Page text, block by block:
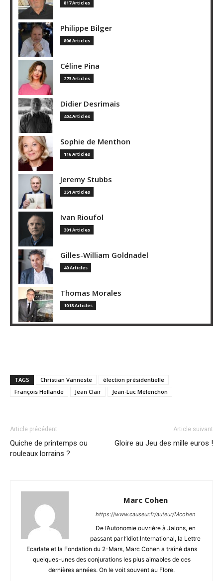
817 Articles
Philippe Bilger
806 Articles
Céline Pina
273 Articles
Didier Desrimais
404 Articles
Sophie de Menthon
116 Articles
Jeremy Stubbs
351 Articles
Ivan Rioufol
301 Articles
Gilles-William Goldnadel
40 Articles
Thomas Morales
1018 Articles
TAGS Christian Vanneste
élection présidentielle
François Hollande
Jean Clair Jean-Luc Mélenchon
Article précédent
Quiche de printemps ou
rouleaux lorrains ?
Article suivant
Gloire au Jeu des mille euros !
Marc Cohen
https://www.causeur.fr/auteur/Mcohen
De l’Autonomie ouvrière à Jalons, en
passant par l’Idiot International, la Lettre
Ecarlate et la Fondation du 2-Mars, Marc Cohen a traîné dans
quelques-unes des conjurations les plus aimables de ces
dernières années. On le voit souvent au Flore.